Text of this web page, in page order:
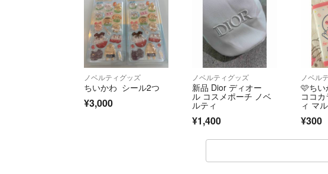
ノベルティグッズ
ちいかわ シール2つ
¥3,000
ノベルティグッズ
新品 Dior ディオー
ル コスメポーチ ノベ
ルティ
¥1,400
ノベル
🩷ちい
ココ
ィ マ
¥300